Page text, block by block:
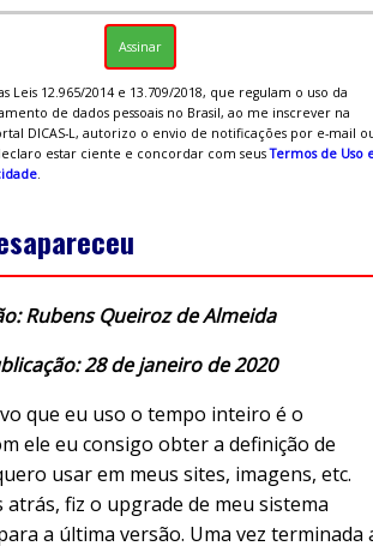
Leis 12.965/2014 e 13.709/2018, que regulam o uso da
de dados pessoais no Brasil, ao me inscrever na
DICAS-L, autorizo o envio de notificações por e-mail
estar ciente e concordar com seusTermos de Uso
.
Rubens Queiroz de Almeida
28 de janeiro de 2020
que eu uso o tempo inteiro é o
ele eu consigo obter a definição de
usar em meus sites, imagens, etc.
atrás, fiz o upgrade de meu sistema
a última versão. Uma vez terminada